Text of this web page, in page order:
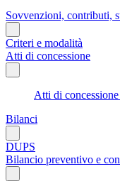
Sovvenzioni, contributi,
Criteri e modalità
Atti di concessione
Atti di
Bilanci
DUPS
Bilancio preventivo e